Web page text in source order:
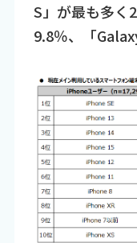
S」が最も多く
9.8％、「